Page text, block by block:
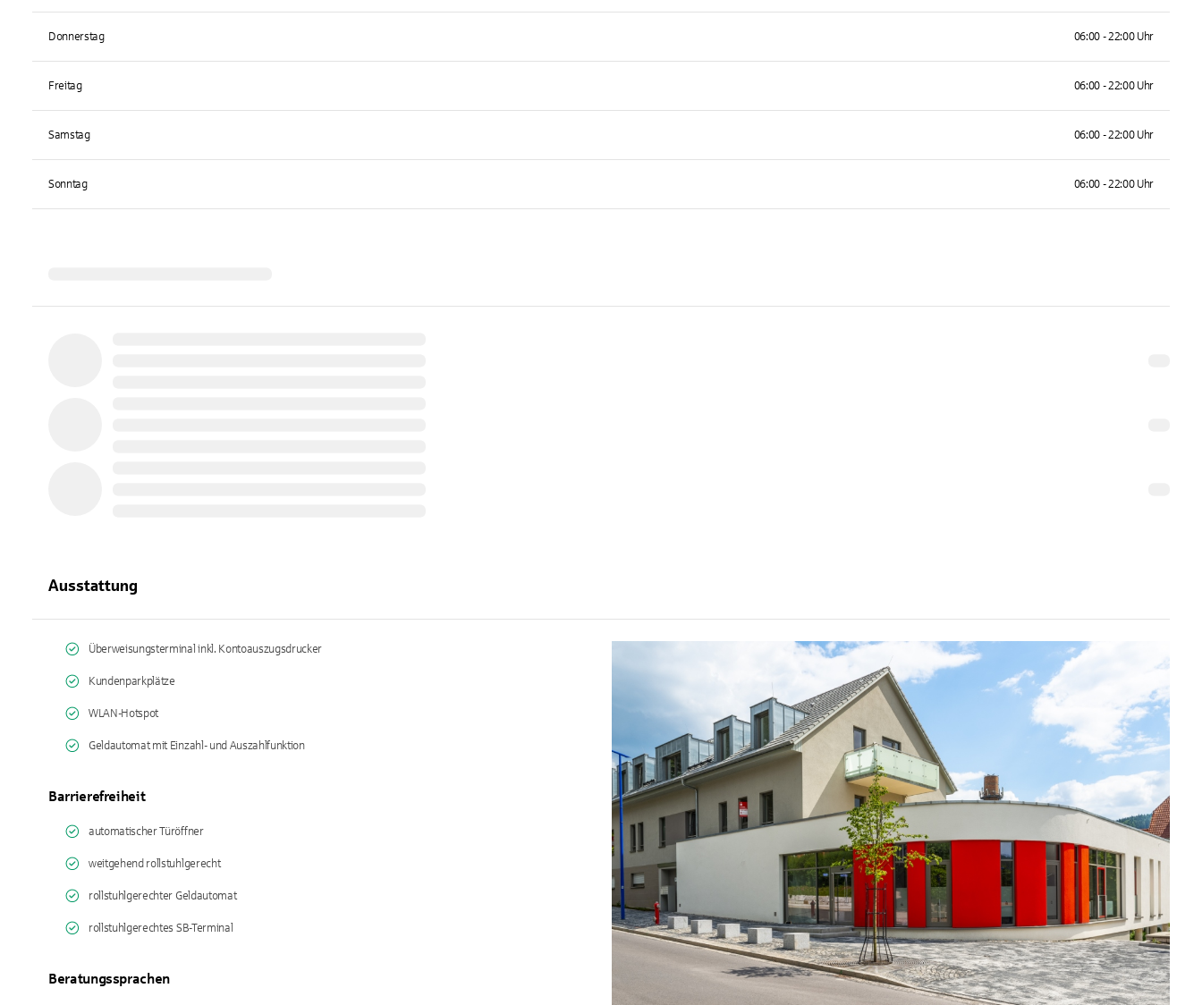
Donnerstag 06:00 - 22:00 Uhr
Freitag 06:00 - 22:00 Uhr
Samstag 06:00 - 22:00 Uhr
Sonntag 06:00 - 22:00 Uhr
Ausstattung
Überweisungsterminal inkl. Kontoauszugsdrucker
Kundenparkplätze
WLAN-Hotspot
Geldautomat mit Einzahl- und Auszahlfunktion
Barrierefreiheit
automatischer Türöffner
weitgehend rollstuhlgerecht
rollstuhlgerechter Geldautomat
rollstuhlgerechtes SB-Terminal
Beratungssprachen